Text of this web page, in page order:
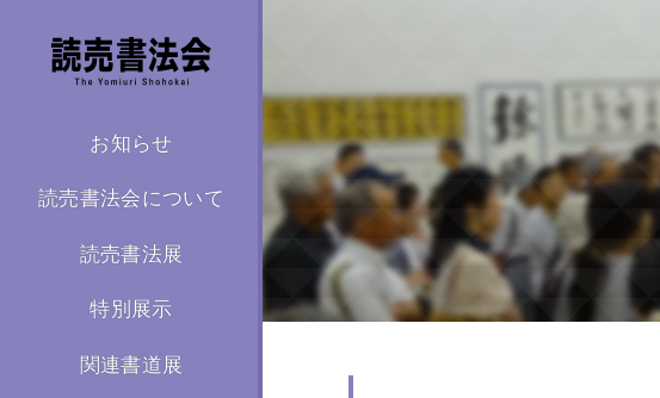
お知らせ
読売書法会について
読売書法展
特別展示
関連書道展